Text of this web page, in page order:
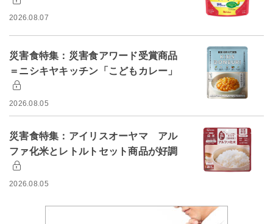
2026.08.07
災害食特集：災害食アワード受賞商品
＝ニシキヤキッチン「こどもカレー」
2026.08.05
災害食特集：アイリスオーヤマ アル
ファ化米とレトルトセット商品が好調
2026.08.05